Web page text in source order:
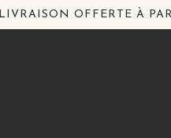
LIVRAISON OFFERTE À